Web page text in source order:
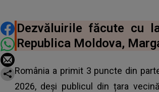
DISTRIBUIE ARTICOLUL
Dezvăluirile făcute cu
Republica Moldova,
România a primit 3 puncte din
2026, deși publicul din țara